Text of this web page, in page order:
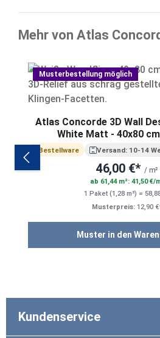
Mehr von Atlas
Musterbestellung möglich
Atlas Concorde 3D Wall
White Matt - 40x80
Bestellware Versand: 10-14
46,00 €* / m²
ab 61,44 m²: 41,50 €/
1 Paket (1,28 m²) =
Musterpreis: 12,90
Muster in den
Kundenservice